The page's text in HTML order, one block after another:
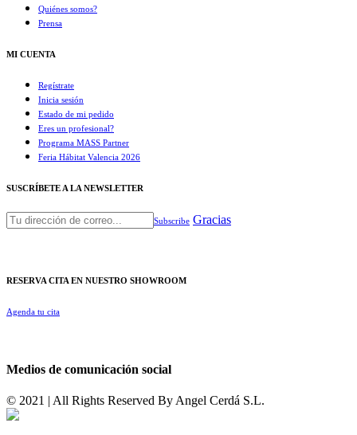
Quiénes somos?
Prensa
MI CUENTA
Regístrate
Inicia sesión
Estado de mi pedido
Eres un profesional?
Programa MASS Partner
Feria Hábitat Valencia 2026​
SUSCRÍBETE A LA NEWSLETTER
Subscribe Gracias
RESERVA CITA EN NUESTRO SHOWROOM
Agenda tu cita
Medios de comunicación social
© 2021 | All Rights Reserved By Angel Cerdá S.L.